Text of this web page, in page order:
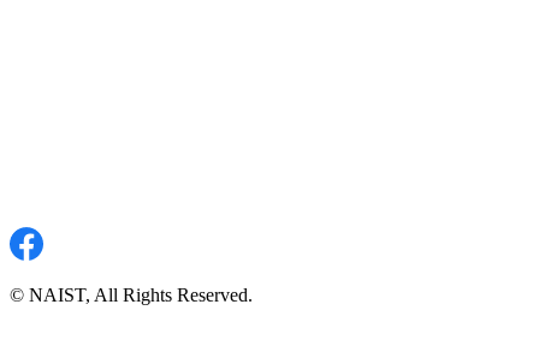
© NAIST, All Rights Reserved.